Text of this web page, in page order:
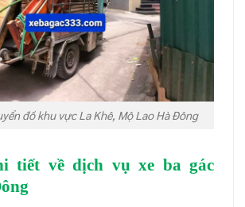
đồ khu vực La Khê, Mộ Lao Hà Đông
tiết về dịch vụ xe ba gác